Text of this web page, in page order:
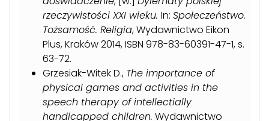
rzeczywistości XXI wieku. In: Społeczeństwo.
Tożsamość. Religia, Wydawnictwo Eikon
Plus, Kraków 2014, ISBN 978-83-60391-47-1, s.
63-72.
Grzesiak-Witek D., The importance of
physical games and activities in the
speech therapy of intellectially
handicapped children. Wydawnictwo